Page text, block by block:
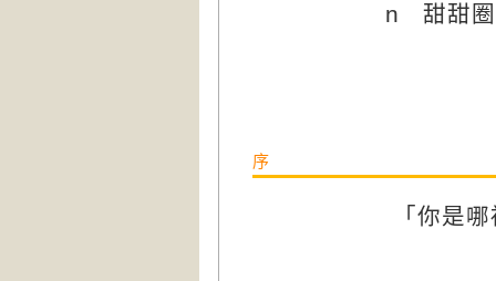
n
甜甜
序
「你是